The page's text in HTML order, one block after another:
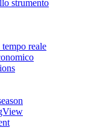
strumento
reale